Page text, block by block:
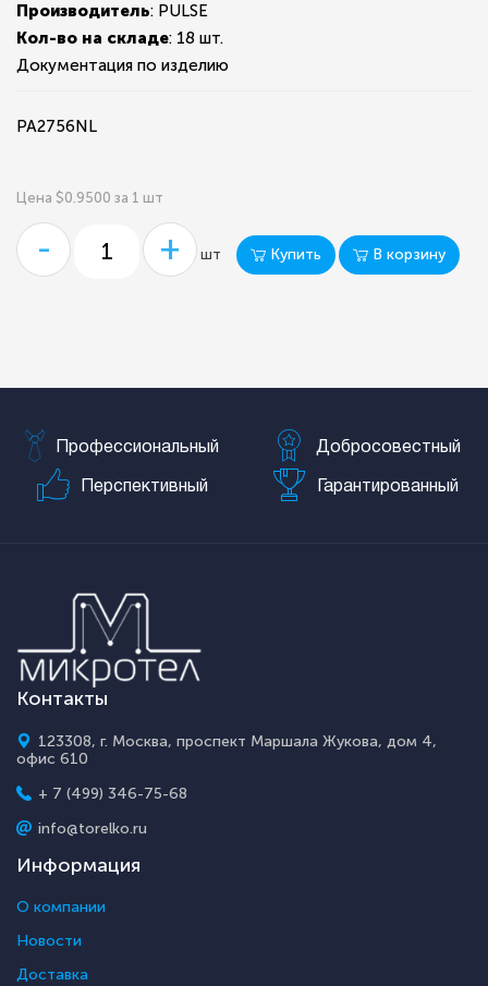
Производитель: PULSE
Кол-во на складе: 18 шт.
Документация по изделию
PA2756NL
Цена $0.9500 за 1 шт
- + шт Купить В корзину
Профессиональный Добросовестный
Перспективный Гарантированный
Контакты
123308, г. Москва, проспект Маршала Жукова, дом 4,
офис 610
+ 7 (499) 346-75-68
info@torelko.ru
Информация
О компании
Новости
Доставка